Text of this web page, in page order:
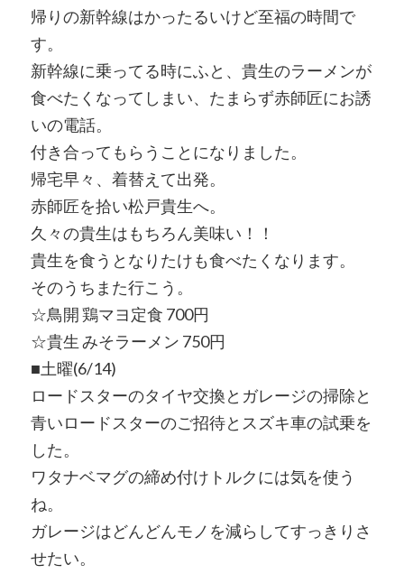
帰りの新幹線はかったるいけど至福の時間で
す。
新幹線に乗ってる時にふと、貴生のラーメンが
食べたくなってしまい、たまらず赤師匠にお誘
いの電話。
付き合ってもらうことになりました。
帰宅早々、着替えて出発。
赤師匠を拾い松戸貴生へ。
久々の貴生はもちろん美味い！！
貴生を食うとなりたけも食べたくなります。
そのうちまた行こう。
☆鳥開 鶏マヨ定食 700円
☆貴生 みそラーメン 750円
■土曜(6/14)
ロードスターのタイヤ交換とガレージの掃除と
青いロードスターのご招待とスズキ車の試乗を
した。
ワタナベマグの締め付けトルクには気を使う
ね。
ガレージはどんどんモノを減らしてすっきりさ
せたい。